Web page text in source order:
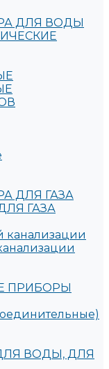
ДЛЯ ВОДЫ
ДЛЯ ГАЗА
ГАЗА
канализации
ПРИБОРЫ
ВОДЫ, ДЛЯ